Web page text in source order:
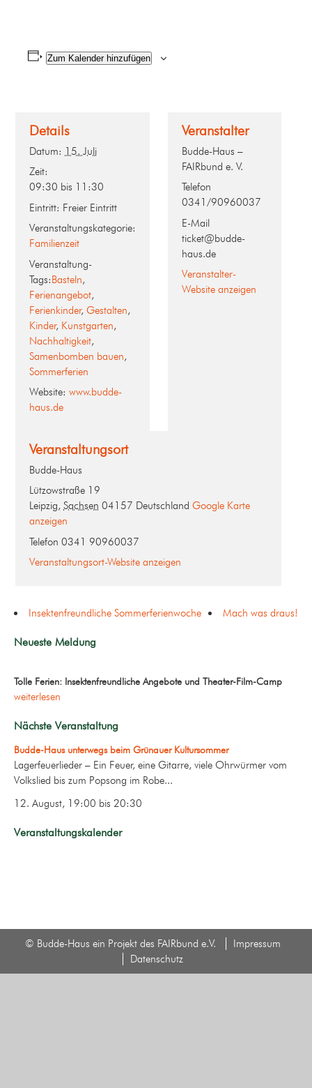
Zum Kalender hinzufügen
Details
Datum: 15. Juli
Zeit:
09:30 bis 11:30
Eintritt: Freier Eintritt
Veranstaltungskategorie:
Familienzeit
Veranstaltung-
Tags:Basteln,
Ferienangebot,
Ferienkinder, Gestalten,
Kinder, Kunstgarten,
Nachhaltigkeit,
Samenbomben bauen,
Sommerferien
Website: www.budde-
haus.de
Veranstaltungsort
Budde-Haus
Lützowstraße 19
Leipzig, Sachsen 04157 Deutschland Google Karte
anzeigen
Telefon 0341 90960037
Veranstaltungsort-Website anzeigen
Veranstalter
Budde-Haus –
FAIRbund e. V.
Telefon
0341/90960037
E-Mail
ticket@budde-
haus.de
Veranstalter-
Website anzeigen
Insektenfreundliche Sommerferienwoche Mach was draus!
Neueste Meldung
Tolle Ferien: Insektenfreundliche Angebote und Theater-Film-Camp
weiterlesen
Nächste Veranstaltung
Budde-Haus unterwegs beim Grünauer Kultursommer
Lagerfeuerlieder – Ein Feuer, eine Gitarre, viele Ohrwürmer vom
Volkslied bis zum Popsong im Robe...
12. August, 19:00 bis 20:30
Veranstaltungskalender
© Budde-Haus ein Projekt des FAIRbund e.V.
Impressum
Datenschutz